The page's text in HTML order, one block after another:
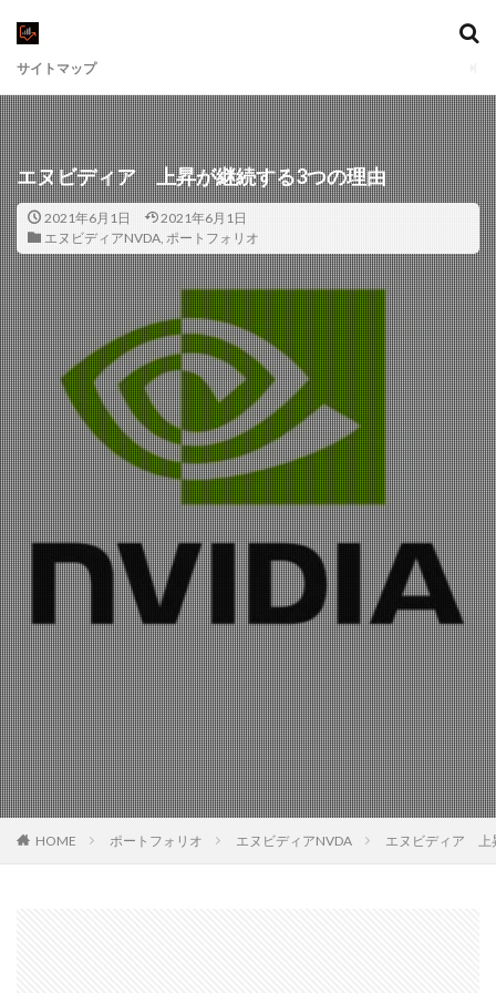
サイトマップ
エヌビディア 上昇が継続する3つの理由
2021年6月1日
2021年6月1日
エヌビディアNVDA, ポートフォリオ
HOME ポートフォリオ エヌビディアNVDA エヌビディア 上